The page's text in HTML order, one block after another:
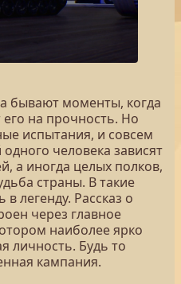
бывают моменты, когда
на прочность. Но
испытания, и совсем
человека зависят
а иногда целых полков,
страны. В такие
легенду. Рассказ о
через главное
наиболее ярко
личность. Будь то
кампания.